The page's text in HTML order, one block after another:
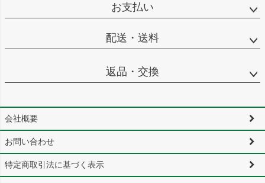
お支払い
配送・送料
返品・交換
会社概要
お問い合わせ
特定商取引法に基づく表示